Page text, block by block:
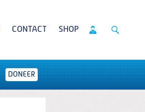
CONTACT SHOP
DONEER